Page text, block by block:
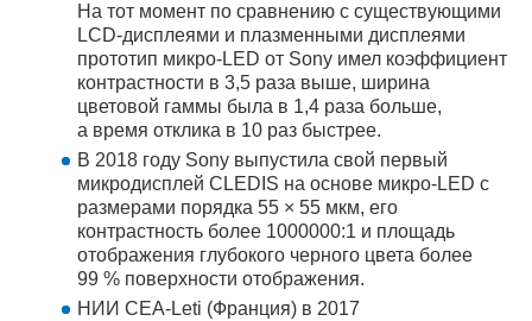
На тот момент по сравнению с существующими
LCD-дисплеями и плазменными дисплеями
прототип микро-LED от Sony имел коэффициент
контрастности в 3,5 раза выше, ширина
цветовой гаммы была в 1,4 раза больше,
а время отклика в 10 раз быстрее.
В 2018 году Sony выпустила свой первый
микродисплей CLEDIS на основе микро-LED с
размерами порядка 55 × 55 мкм, его
контрастность более 1000000:1 и площадь
отображения глубокого черного цвета более
99 % поверхности отображения.
НИИ CEA-Leti (Франция) в 2017